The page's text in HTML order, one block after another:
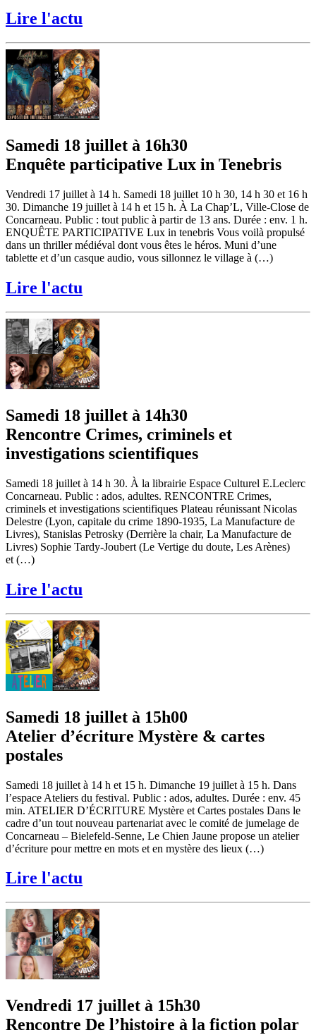
Lire l'actu
Samedi 18 juillet à 16h30
Enquête participative Lux in Tenebris
Vendredi 17 juillet à 14 h. Samedi 18 juillet 10 h 30, 14 h 30 et 16 h
30. Dimanche 19 juillet à 14 h et 15 h. À La Chap’L, Ville-Close de
Concarneau. Public : tout public à partir de 13 ans. Durée : env. 1 h.
ENQUÊTE PARTICIPATIVE Lux in tenebris Vous voilà propulsé
dans un thriller médiéval dont vous êtes le héros. Muni d’une
tablette et d’un casque audio, vous sillonnez le village à (…)
Lire l'actu
Samedi 18 juillet à 14h30
Rencontre Crimes, criminels et
investigations scientifiques
Samedi 18 juillet à 14 h 30. À la librairie Espace Culturel E.Leclerc
Concarneau. Public : ados, adultes. RENCONTRE Crimes,
criminels et investigations scientifiques Plateau réunissant Nicolas
Delestre (Lyon, capitale du crime 1890-1935, La Manufacture de
Livres), Stanislas Petrosky (Derrière la chair, La Manufacture de
Livres) Sophie Tardy-Joubert (Le Vertige du doute, Les Arènes)
et (…)
Lire l'actu
Samedi 18 juillet à 15h00
Atelier d’écriture Mystère & cartes
postales
Samedi 18 juillet à 14 h et 15 h. Dimanche 19 juillet à 15 h. Dans
l’espace Ateliers du festival. Public : ados, adultes. Durée : env. 45
min. ATELIER D’ÉCRITURE Mystère et Cartes postales Dans le
cadre d’un tout nouveau partenariat avec le comité de jumelage de
Concarneau – Bielefeld-Senne, Le Chien Jaune propose un atelier
d’écriture pour mettre en mots et en mystère des lieux (…)
Lire l'actu
Vendredi 17 juillet à 15h30
Rencontre De l’histoire à la fiction polar